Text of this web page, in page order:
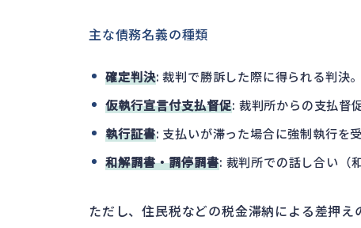
主な債務名義の種類
確定判決: 裁判で勝訴した際に得られる判決。
仮執行宣言付支払督促: 裁判所からの支払督
執行証書: 支払いが滞った場合に強制執行を
和解調書・調停調書: 裁判所での話し合い（
ただし、住民税などの税金滞納による差押